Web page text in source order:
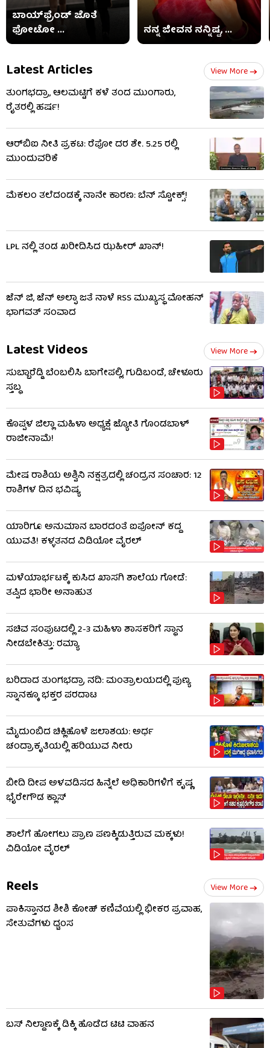
ಬಾಯ್​​ಫ್ರೆಂಡ್ ಜೊತೆ
ಫೋಟೋ ...
ನನ್ನ ಜೀವನ ನನ್ನಿಷ್ಟ, ...
Latest Articles View More
ತುಂಗಭದ್ರಾ, ಆಲಮಟ್ಟಿಗೆ ಕಳೆ ತಂದ ಮುಂಗಾರು,
ರೈತರಲ್ಲಿ ಹರ್ಷ!
ಆರ್‌ಬಿಐ ನೀತಿ ಪ್ರಕಟ: ರೆಪೋ ದರ ಶೇ. 5.25 ರಲ್ಲಿ
ಮುಂದುವರಿಕೆ
ಮೆಕಲಂ ತಲೆದಂಡಕ್ಕೆ ನಾನೇ ಕಾರಣ: ಬೆನ್ ಸ್ಟೋಕ್ಸ್!
LPL ನಲ್ಲಿ ತಂಡ ಖರೀದಿಸಿದ ಝಹೀರ್ ಖಾನ್!
ಜೆನ್ ಜಿ, ಜೆನ್ ಅಲ್ಫಾ ಜತೆ ನಾಳೆ RSS ಮುಖ್ಯಸ್ಥ ಮೋಹನ್
ಭಾಗವತ್ ಸಂವಾದ
Latest Videos View More
ಸುಬ್ಬಾರೆಡ್ಡಿ ಬೆಂಬಲಿಸಿ ಬಾಗೇಪಲ್ಲಿ, ಗುಡಿಬಂಡೆ, ಚೇಳೂರು
ಸ್ತಬ್ಧ
ಕೊಪ್ಪಳ ಜಿಲ್ಲಾ ಮಹಿಳಾ ಅಧ್ಯಕ್ಷೆ ಜ್ಯೋತಿ ಗೊಂಡಬಾಳ್
ರಾಜೀನಾಮೆ!
ಮೇಷ ರಾಶಿಯ ಅಶ್ವಿನಿ ನಕ್ಷತ್ರದಲ್ಲಿ ಚಂದ್ರನ ಸಂಚಾರ: 12
ರಾಶಿಗಳ ದಿನ ಭವಿಷ್ಯ
ಯಾರಿಗೂ ಅನುಮಾನ ಬಾರದಂತೆ ಐಫೋನ್ ಕದ್ದ
ಯುವತಿ! ಕಳ್ಳತನದ ವಿಡಿಯೋ ವೈರಲ್
ಮಳೆಯಾರ್ಭಟಕ್ಕೆ ಕುಸಿದ ಖಾಸಗಿ ಶಾಲೆಯ ಗೋಡೆ:
ತಪ್ಪಿದ ಭಾರೀ ಅನಾಹುತ
ಸಚಿವ ಸಂಪುಟದಲ್ಲಿ 2-3 ಮಹಿಳಾ ಶಾಸಕರಿಗೆ ಸ್ಥಾನ
ನೀಡಬೇಕಿತ್ತು: ರಮ್ಯಾ
ಬರಿದಾದ ತುಂಗಭದ್ರಾ ನದಿ: ಮಂತ್ರಾಲಯದಲ್ಲಿ ಪುಣ್ಯ
ಸ್ನಾನಕ್ಕೂ ಭಕ್ತರ ಪರದಾಟ
ಮೈದುಂಬಿದ ಚಿಕ್ಲಿಹೊಳೆ ಜಲಾಶಯ: ಅರ್ಧ
ಚಂದ್ರಾಕೃತಿಯಲ್ಲಿ ಹರಿಯುವ ನೀರು
ಬೀದಿ ದೀಪ ಅಳವಡಿಸದ ಹಿನ್ನೆಲೆ ಅಧಿಕಾರಿಗಳಿಗೆ ಕೃಷ್ಣ
ಭೈರೇಗೌಡ ಕ್ಲಾಸ್​​
ಶಾಲೆಗೆ ಹೋಗಲು ಪ್ರಾಣ ಪಣಕ್ಕಿಡುತ್ತಿರುವ ಮಕ್ಕಳು!
ವಿಡಿಯೋ ವೈರಲ್
Reels View More
ಪಾಕಿಸ್ತಾನದ ಶೀಶಿ ಕೋಹ್ ಕಣಿವೆಯಲ್ಲಿ ಭೀಕರ ಪ್ರವಾಹ,
ಸೇತುವೆಗಳು ಧ್ವಂಸ
ಬಸ್​​ ನಿಲ್ದಾಣಕ್ಕೆ ಡಿಕ್ಕಿ ಹೊಡೆದ ಟಿಟಿ ವಾಹನ